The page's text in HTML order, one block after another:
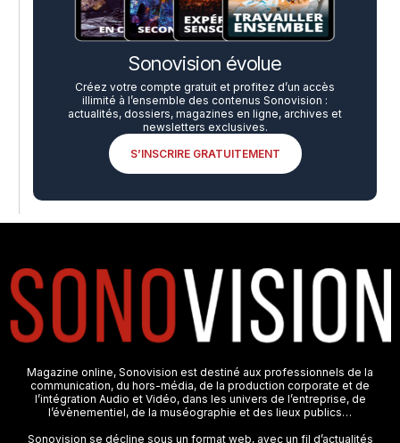
Sonovision évolue
Créez votre compte gratuit et profitez d’un accès
illimité à l’ensemble des contenus Sonovision :
actualités, dossiers, magazines en ligne, archives et
newsletters exclusives.
S’INSCRIRE GRATUITEMENT
Magazine online, Sonovision est destiné aux professionnels de la
communication, du hors-média, de la production corporate et de
l’intégration Audio et Vidéo, dans les univers de l’entreprise, de
l’évènementiel, de la muséographie et des lieux publics…
Sonovision se décline sous un format web, avec un fil d’actualités